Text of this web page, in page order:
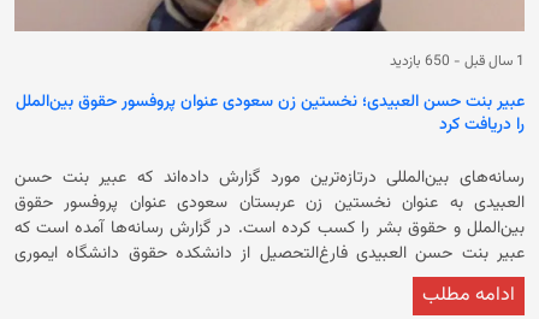
1 سال قبل - 650 بازدید
عبیر بنت حسن العبیدی؛ نخستین زن سعودی عنوان پروفسور حقوق بین‌الملل
را دریافت کرد
رسانه‌های بین‌المللی درتازه‌ترین مورد گزارش داده‌اند که عبیر بنت حسن
العبیدی به عنوان نخستین زن عربستان سعودی عنوان پروفسور حقوق
بین‌الملل و حقوق بشر را کسب کرده است. در گزارش رسانه‌ها آمده است که
عبیر بنت حسن العبیدی فارغ‌التحصیل از دانشکده حقوق دانشگاه ایموری
به خاطر نقش برجسته‌اش در توانمندی زنان، جایزه «زن برتر سعودی» را به
ادامه مطلب